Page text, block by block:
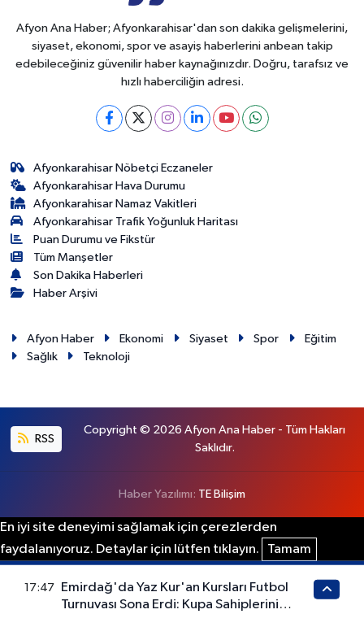
Afyon Ana Haber; Afyonkarahisar'dan son dakika gelişmelerini,
siyaset, ekonomi, spor ve asayiş haberlerini anbean takip
edebileceğiniz güvenilir haber kaynağınızdır. Doğru, tarafsız ve
hızlı haberciliğin adresi.
Afyonkarahisar Nöbetçi Eczaneler
Afyonkarahisar Hava Durumu
Afyonkarahisar Namaz Vakitleri
Afyonkarahisar Trafik Yoğunluk Haritası
Puan Durumu ve Fikstür
Tüm Manşetler
Son Dakika Haberleri
Haber Arşivi
Afyon Haber Ekonomi Siyaset Spor
Eğitim
Sağlık
Teknoloji
RSS
Copyright © 2026 Afyon Ana Haber - Tüm Hakları
Saklıdır.
Haber Yazılımı: TE Bilişim
En iyi site deneyimi sağlamak için çerezlerden
faydalanıyoruz. Detaylar için lütfen tıklayın.
Tamam
17:47
Emirdağ'da Yaz Kur'an Kursları Futbol
Turnuvası Sona Erdi: Kupa Sahiplerini